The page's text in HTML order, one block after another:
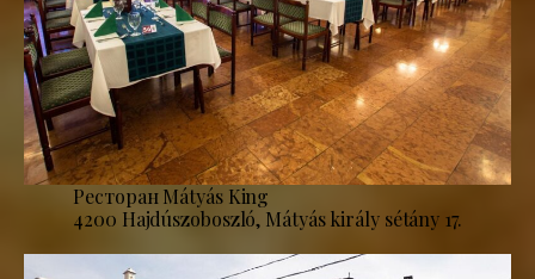
Ресторан Mátyás King
4200 Hajdúszoboszló, Mátyás király sétány 17.